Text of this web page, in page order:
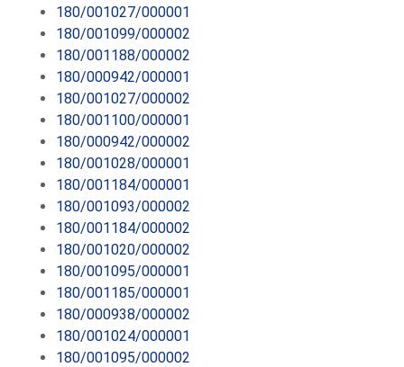
180/001027/000001
180/001099/000002
180/001188/000002
180/000942/000001
180/001027/000002
180/001100/000001
180/000942/000002
180/001028/000001
180/001184/000001
180/001093/000002
180/001184/000002
180/001020/000002
180/001095/000001
180/001185/000001
180/000938/000002
180/001024/000001
180/001095/000002